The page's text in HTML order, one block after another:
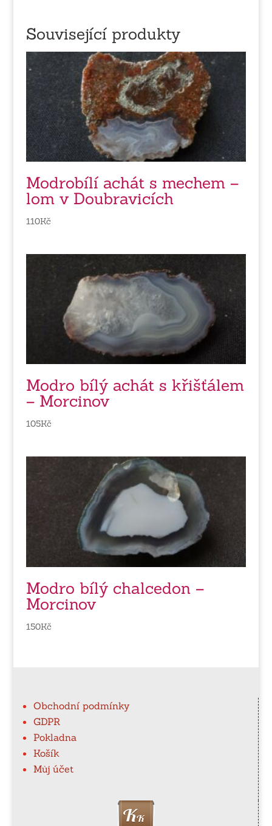
Související produkty
Modrobílí achát s mechem –
lom v Doubravicích
110Kč
Modro bílý achát s křišťálem
– Morcinov
105Kč
Modro bílý chalcedon –
Morcinov
150Kč
Obchodní podmínky
GDPR
Pokladna
Košík
Můj účet